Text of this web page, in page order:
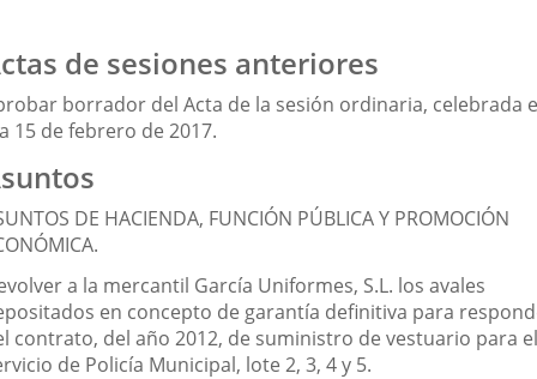
de sesiones anteriores
borrador del Acta de la sesión ordinaria, celebrada
15 de febrero de 2017.
DE HACIENDA, FUNCIÓN PÚBLICA Y PROMOCIÓN
a la mercantil García Uniformes, S.L. los avales
en concepto de garantía definitiva para
contrato, del año 2012, de suministro de vestuario para el
de Policía Municipal, lote 2, 3, 4 y 5.